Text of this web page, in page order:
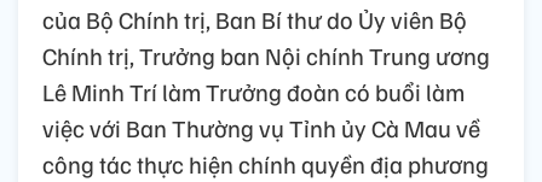
của Bộ Chính trị, Ban Bí thư do Ủy viên Bộ
Chính trị, Trưởng ban Nội chính Trung ương
Lê Minh Trí làm Trưởng đoàn có buổi làm
việc với Ban Thường vụ Tỉnh ủy Cà Mau về
công tác thực hiện chính quyền địa phương